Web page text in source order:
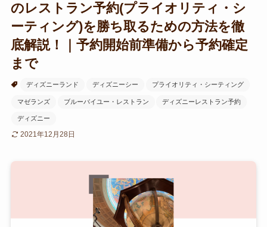
のレストラン予約(プライオリティ・シ
ーティング)を勝ち取るための方法を徹
底解説！｜予約開始前準備から予約確定
まで
ディズニーランド ディズニーシー プライオリティ・シーティング
マゼランズ ブルーバイユー・レストラン ディズニーレストラン予約
ディズニー
2021年12月28日